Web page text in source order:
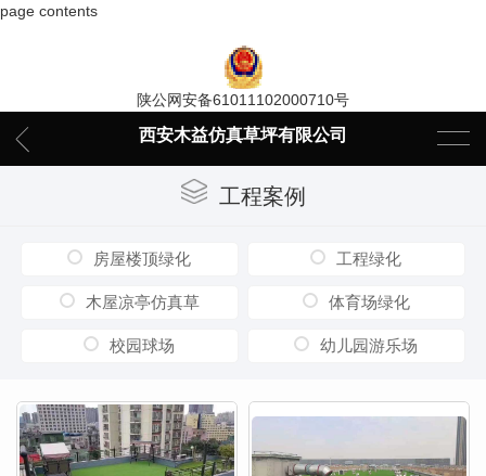
page contents
陕公网安备61011102000710号
西安木益仿真草坪有限公司
工程案例
房屋楼顶绿化 工程绿化
木屋凉亭仿真草 体育场绿化
校园球场 幼儿园游乐场